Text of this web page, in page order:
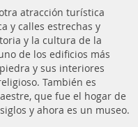
atracción turística
y calles estrechas y
y la cultura de la
de los edificios más
y sus interiores
También es
que fue el hogar de
y ahora es un museo.